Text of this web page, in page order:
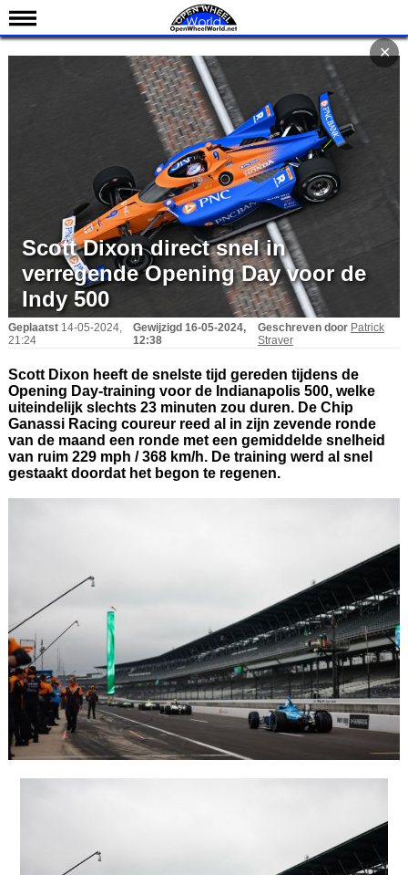
Nieuws
IndyCar 101
Indy 500
English
Scott Dixon direct snel in
verregende Opening Day voor de
Indy 500
Geplaatst 14-05-2024,
21:24
Gewijzigd 16-05-2024,
12:38
Geschreven door Patrick
Straver
Scott Dixon heeft de snelste tijd gereden tijdens de
Opening Day-training voor de Indianapolis 500, welke
uiteindelijk slechts 23 minuten zou duren. De Chip
Ganassi Racing coureur reed al in zijn zevende ronde
van de maand een ronde met een gemiddelde snelheid
van ruim 229 mph / 368 km/h. De training werd al snel
gestaakt doordat het begon te regenen.
✕